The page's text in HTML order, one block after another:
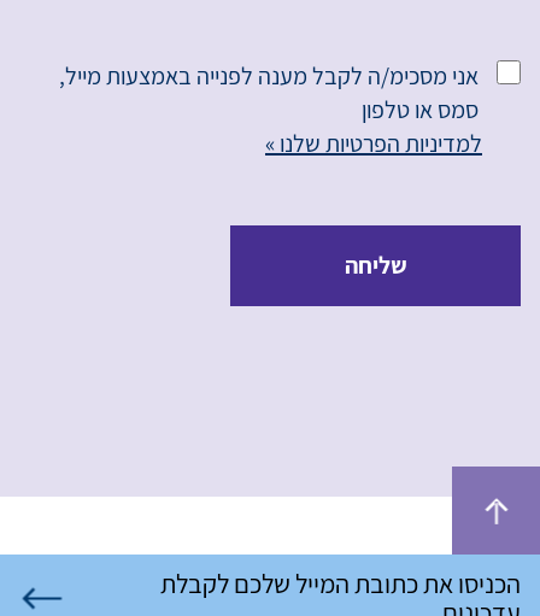
אני מסכימ/ה לקבל מענה לפנייה באמצעות מייל,
סמס או טלפון
למדיניות הפרטיות שלנו »
שליחה